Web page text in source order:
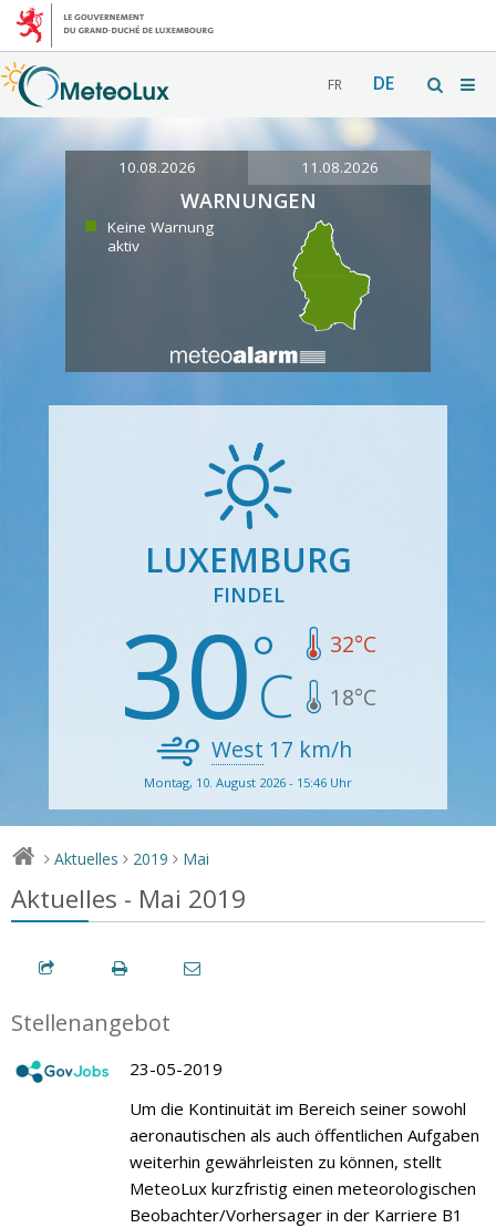
FR DE
10.08.2026 11.08.2026
WARNUNGEN
Keine Warnung
aktiv
LUXEMBURG
FINDEL
30 32°C
18°C
West 17 km/h
Montag, 10. August 2026 - 15:46 Uhr
> Aktuelles > 2019 > Mai
Aktuelles - Mai 2019
Stellenangebot
23-05-2019
Um die Kontinuität im Bereich seiner sowohl
aeronautischen als auch öffentlichen Aufgaben
weiterhin gewährleisten zu können, stellt
MeteoLux kurzfristig einen meteorologischen
Beobachter/Vorhersager in der Karriere B1